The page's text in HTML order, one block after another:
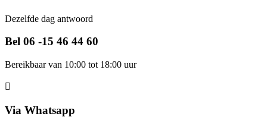
Dezelfde dag antwoord
Bel 06 -15 46 44 60
Bereikbaar van 10:00 tot 18:00 uur
Via Whatsapp